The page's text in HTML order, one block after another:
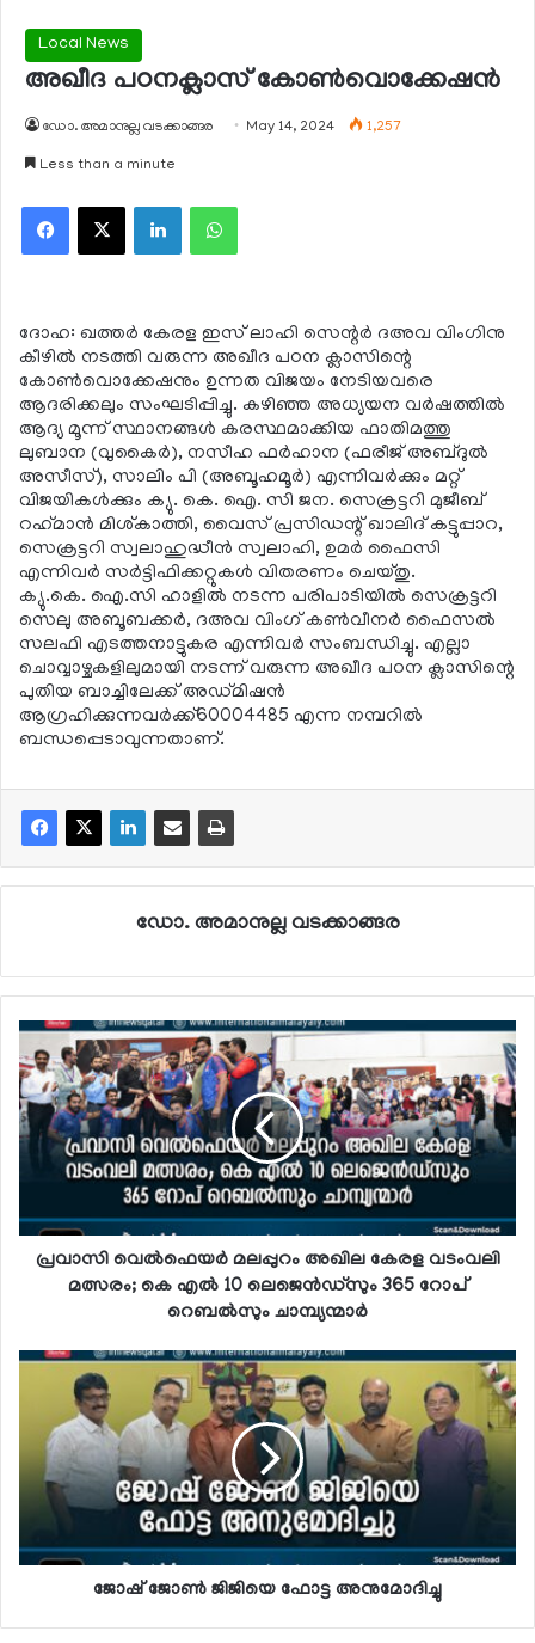
Local News
അഖീദ പഠനക്ലാസ് കോണ്‍വൊക്കേഷന്‍
ഡോ. അമാനുല്ല വടക്കാങ്ങര May 14, 2024 1,257
Less than a minute
Facebook
X LinkedInWhatsApp
ദോഹ: ഖത്തര്‍ കേരള ഇസ് ലാഹി സെന്റര്‍ ദഅവ വിംഗിനു
കീഴില്‍ നടത്തി വരുന്ന അഖീദ പഠന ക്ലാസിന്റെ
കോണ്‍വൊക്കേഷനും ഉന്നത വിജയം നേടിയവരെ
ആദരിക്കലും സംഘടിപ്പിച്ചു. കഴിഞ്ഞ അധ്യയന വര്‍ഷത്തില്‍
ആദ്യ മൂന്ന് സ്ഥാനങ്ങള്‍ കരസ്ഥമാക്കിയ ഫാതിമത്തു
ലുബാന (വുകൈര്‍), നസീഹ ഫര്‍ഹാന (ഫരീജ് അബ്ദുല്‍
അസീസ്), സാലിം പി (അബൂഹമൂര്‍) എന്നിവര്‍ക്കും മറ്റ്
വിജയികള്‍ക്കും ക്യു. കെ. ഐ. സി ജന. സെക്രട്ടറി മുജീബ്
റഹ്‌മാന്‍ മിശ്കാത്തി, വൈസ് പ്രസിഡന്റ് ഖാലിദ് കട്ടുപ്പാറ,
സെക്രട്ടറി സ്വലാഹുദ്ധീന്‍ സ്വലാഹി, ഉമര്‍ ഫൈസി
എന്നിവര്‍ സര്‍ട്ടിഫിക്കറ്റുകള്‍ വിതരണം ചെയ്തു.
ക്യു.കെ. ഐ.സി ഹാളില്‍ നടന്ന പരിപാടിയില്‍ സെക്രട്ടറി
സെലു അബൂബക്കര്‍, ദഅവ വിംഗ് കണ്‍വീനര്‍ ഫൈസല്‍
സലഫി എടത്തനാട്ടുകര എന്നിവര്‍ സംബന്ധിച്ചു. എല്ലാ
ചൊവ്വാഴ്ചകളിലുമായി നടന്ന് വരുന്ന അഖീദ പഠന ക്ലാസിന്റെ
പുതിയ ബാച്ചിലേക്ക് അഡ്മിഷന്‍
ആഗ്രഹിക്കുന്നവര്‍ക്ക്60004485 എന്ന നമ്പറില്‍
ബന്ധപ്പെടാവുന്നതാണ്.
ഡോ. അമാനുല്ല വടക്കാങ്ങര
പ്രവാസി വെല്‍ഫെയര്‍ മലപ്പുറം അഖില കേരള വടംവലി
മത്സരം; കെ എല്‍ 10 ലെജെന്‍ഡ്‌സും 365 റോപ്
റെബല്‍സും ചാമ്പ്യന്മാര്‍
ജോഷ് ജോണ്‍ ജിജിയെ ഫോട്ട അനുമോദിച്ചു